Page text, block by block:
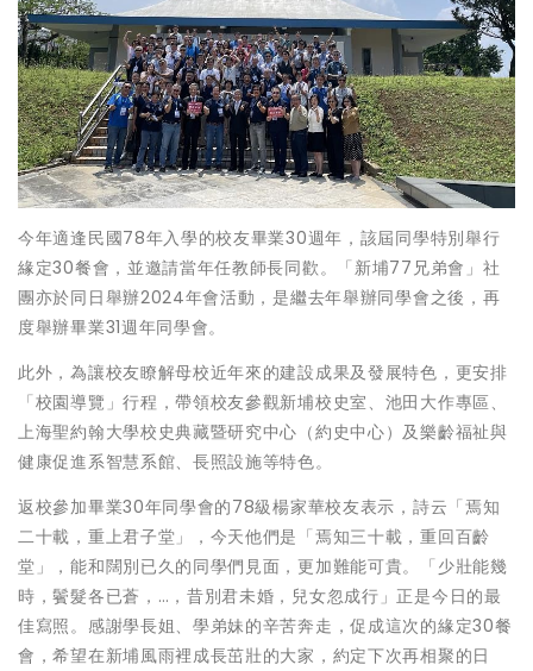
今年適逢民國78年入學的校友畢業30週年，該屆同學特別舉行
緣定30餐會，並邀請當年任教師長同歡。「新埔77兄弟會」社
團亦於同日舉辦2024年會活動，是繼去年舉辦同學會之後，再
度舉辦畢業31週年同學會。
此外，為讓校友瞭解母校近年來的建設成果及發展特色，更安排
「校園導覽」行程，帶領校友參觀新埔校史室、池田大作專區、
上海聖約翰大學校史典藏暨研究中心（約史中心）及樂齡福祉與
健康促進系智慧系館、長照設施等特色。
返校參加畢業30年同學會的78級楊家華校友表示，詩云「焉知
二十載，重上君子堂」，今天他們是「焉知三十載，重回百齡
堂」，能和闊別已久的同學們見面，更加難能可貴。「少壯能幾
時，鬢髮各已蒼，…，昔別君未婚，兒女忽成行」正是今日的最
佳寫照。感謝學長姐、學弟妹的辛苦奔走，促成這次的緣定30餐
會，希望在新埔風雨裡成長茁壯的大家，約定下次再相聚的日